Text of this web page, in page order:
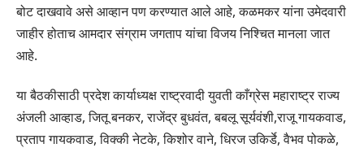
बोट दाखवावे असे आव्हान पण करण्यात आले आहे, कळमकर यांना उमेदवारी
जाहीर होताच आमदार संग्राम जगताप यांचा विजय निश्चित मानला जात
आहे.
या बैठकीसाठी प्रदेश कार्याध्यक्ष राष्ट्रवादी युवती काँग्रेस महाराष्ट्र राज्य
अंजली आव्हाड, जितू बनकर, राजेंद्र बुधवंत, बबलू सूर्यवंशी,राजू गायकवाड,
प्रताप गायकवाड, विक्की नेटके, किशोर वाने, धिरज उकिर्डे, वैभव पोकळे,